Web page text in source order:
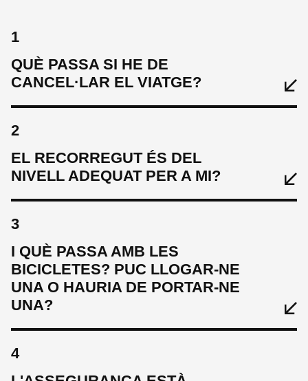
1
QUÈ PASSA SI HE DE
CANCEL·LAR EL VIATGE?
2
EL RECORREGUT ÉS DEL
NIVELL ADEQUAT PER A MI?
3
I QUÈ PASSA AMB LES
BICICLETES? PUC LLOGAR-NE
UNA O HAURIA DE PORTAR-NE
UNA?
4